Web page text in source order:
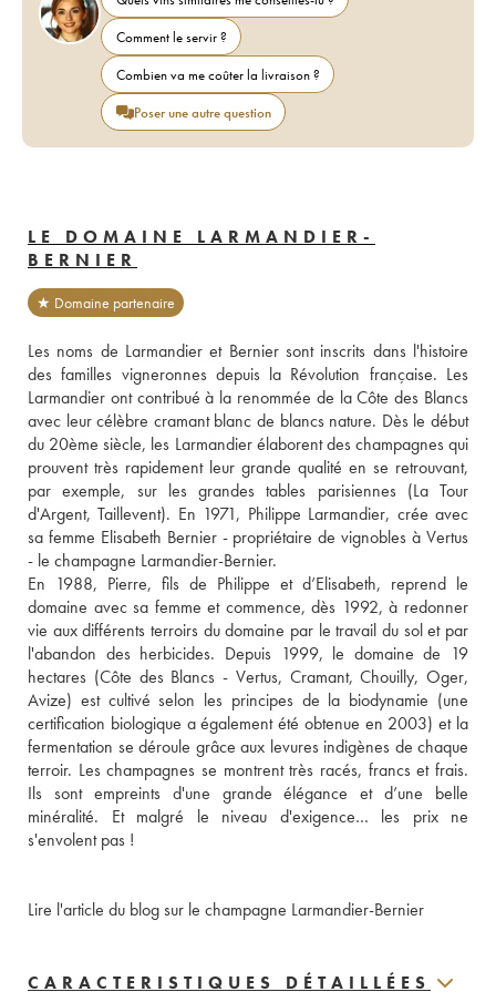
Comment le servir ?
Combien va me coûter la livraison ?
Poser une autre question
LE DOMAINE LARMANDIER-
BERNIER
★ Domaine partenaire
Les noms de Larmandier et Bernier sont inscrits dans l'histoire
des familles vigneronnes depuis la Révolution française. Les
Larmandier ont contribué à la renommée de la Côte des Blancs
avec leur célèbre cramant blanc de blancs nature. Dès le début
du 20ème siècle, les Larmandier élaborent des champagnes qui
prouvent très rapidement leur grande qualité en se retrouvant,
par exemple, sur les grandes tables parisiennes (La Tour
d'Argent, Taillevent). En 1971, Philippe Larmandier, crée avec
sa femme Elisabeth Bernier - propriétaire de vignobles à Vertus
- le champagne Larmandier-Bernier.
En 1988, Pierre, fils de Philippe et d’Elisabeth, reprend le
domaine avec sa femme et commence, dès 1992, à redonner
vie aux différents terroirs du domaine par le travail du sol et par
l'abandon des herbicides. Depuis 1999, le domaine de 19
hectares (Côte des Blancs - Vertus, Cramant, Chouilly, Oger,
Avize) est cultivé selon les principes de la biodynamie (une
certification biologique a également été obtenue en 2003) et la
fermentation se déroule grâce aux levures indigènes de chaque
terroir. Les champagnes se montrent très racés, francs et frais.
Ils sont empreints d'une grande élégance et d’une belle
minéralité. Et malgré le niveau d'exigence… les prix ne
s'envolent pas !
Lire l'article du blog sur le champagne Larmandier-Bernier
CARACTERISTIQUES DÉTAILLÉES